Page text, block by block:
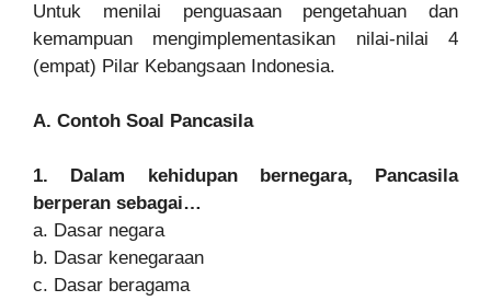
Untuk menilai penguasaan pengetahuan dan
kemampuan mengimplementasikan nilai-nilai 4
(empat) Pilar Kebangsaan Indonesia.
A. Contoh Soal Pancasila
1. Dalam kehidupan bernegara, Pancasila
berperan sebagai…
a. Dasar negara
b. Dasar kenegaraan
c. Dasar beragama